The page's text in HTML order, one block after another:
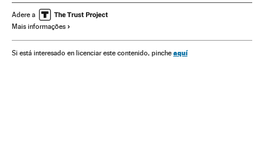
Homicídios Violência masculina
Violência gênero
Violência Sexismo Direitos mulher América do Sul
Adere a
Mais informações
Si está interesado en licenciar este contenido, pinche aquí